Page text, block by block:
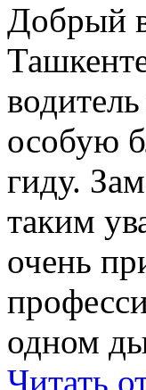
Добрый
особую
гиду.
таким
очень
одном
Читать